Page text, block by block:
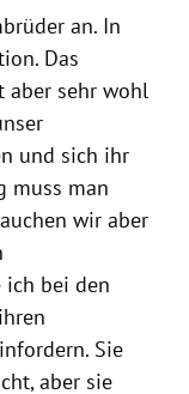
an. In
Das
aber sehr wohl
und sich ihr
muss man
wir aber
ich bei den
Sie
aber sie